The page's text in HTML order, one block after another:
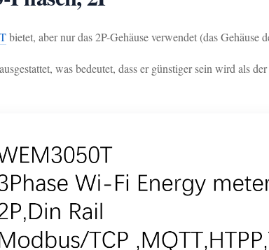
bietet, aber nur das 2P-Gehäuse verwendet (das Gehäuse
was bedeutet, dass er günstiger sein wird als der